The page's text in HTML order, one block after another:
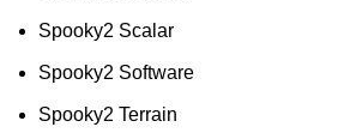
Spooky2 Scalar
Spooky2 Software
Spooky2 Terrain